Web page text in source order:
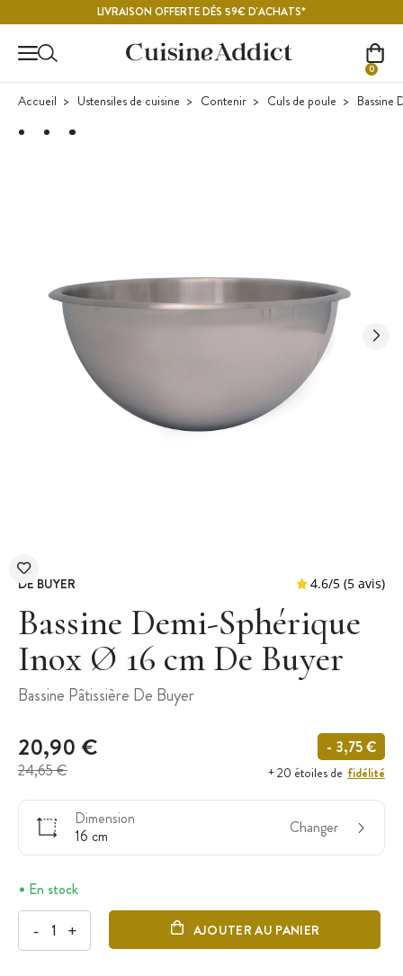
LIVRAISON OFFERTE DÈS 59€ D'ACHATS*
0
Accueil Ustensiles de cuisine Contenir Culs de poule Bassine
DE BUYER
Bassine Demi-Sphérique
Inox Ø 16 cm De Buyer
Bassine Pâtissière De Buyer
20,90 €
24,65 €
- 3,75 €
+ 20 étoiles de fidélité
Dimension
16 cm
Changer
En stock
- + AJOUTER AU PANIER